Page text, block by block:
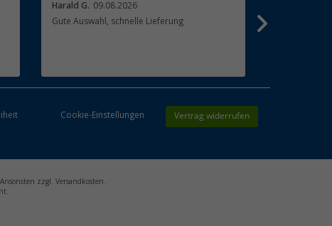
Harald G. 09.08.2026
Gute Auswahl, schnelle Lieferung
Cookie-Einstellungen Vertrag widerrufen
zzgl. Versandkosten.